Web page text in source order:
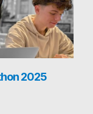
2025